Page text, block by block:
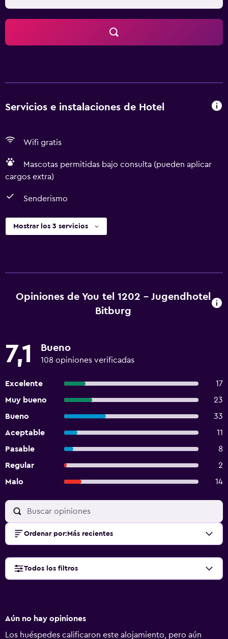
Servicios e instalaciones de Hotel
Wifi gratis
Mascotas permitidas bajo consulta (pueden aplicar
cargos extra)
Senderismo
Mostrar los 3 servicios
Opiniones de You tel 1202 - Jugendhotel
Bitburg
7,1 Bueno
108 opiniones verificadas
Excelente
17
Muy bueno
23
Bueno
33
Aceptable
11
Pasable
8
Regular
2
Malo
14
Ordenar por: Más recientes
Todos los filtros
Aún no hay opiniones
Los huéspedes calificaron este alojamiento, pero aún